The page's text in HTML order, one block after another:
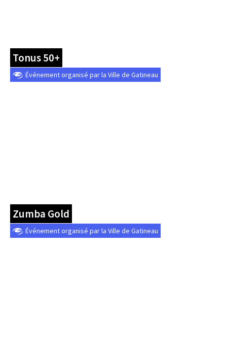
Tonus 50+
Événement organisé par la Ville de Gatineau
Zumba Gold
Événement organisé par la Ville de Gatineau